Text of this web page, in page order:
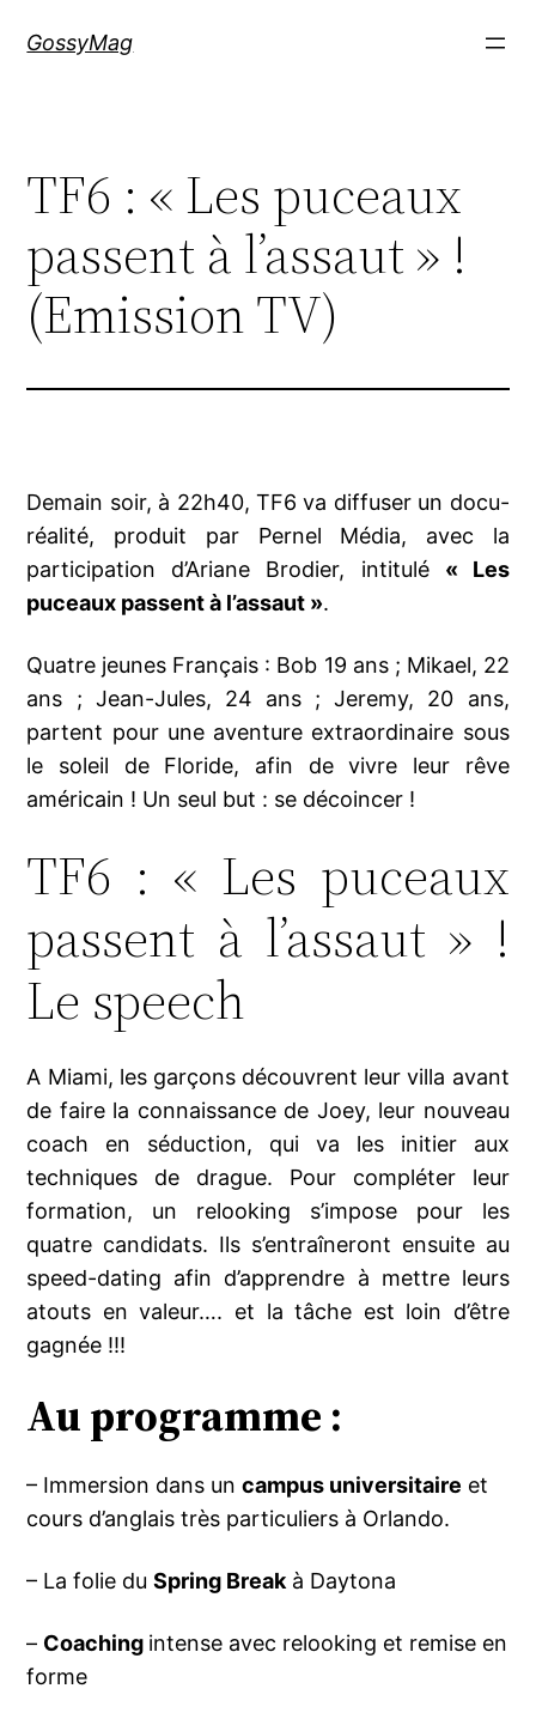
GossyMag
TF6 : « Les puceaux
passent à l’assaut » !
(Emission TV)
Demain soir, à 22h40, TF6 va diffuser un docu-
réalité, produit par Pernel Média, avec la
participation d’Ariane Brodier, intitulé « Les
puceaux passent à l’assaut ».
Quatre jeunes Français : Bob 19 ans ; Mikael, 22
ans ; Jean-Jules, 24 ans ; Jeremy, 20 ans,
partent pour une aventure extraordinaire sous
le soleil de Floride, afin de vivre leur rêve
américain ! Un seul but : se décoincer !
TF6 : « Les puceaux
passent à l’assaut » !
Le speech
A Miami, les garçons découvrent leur villa avant
de faire la connaissance de Joey, leur nouveau
coach en séduction, qui va les initier aux
techniques de drague. Pour compléter leur
formation, un relooking s’impose pour les
quatre candidats. Ils s’entraîneront ensuite au
speed-dating afin d’apprendre à mettre leurs
atouts en valeur…. et la tâche est loin d’être
gagnée !!!
Au programme :
– Immersion dans uncampus universitaire et
cours d’anglais très particuliers à Orlando.
– La folie duSpring Breakà Daytona
– Coaching intense avec relooking et remise en
forme